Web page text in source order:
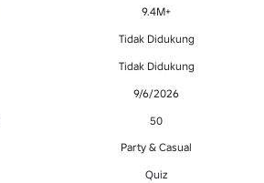
9.4M+
Tidak Didukung
Tidak Didukung
9/6/2026
50
Party & Casual
Quiz